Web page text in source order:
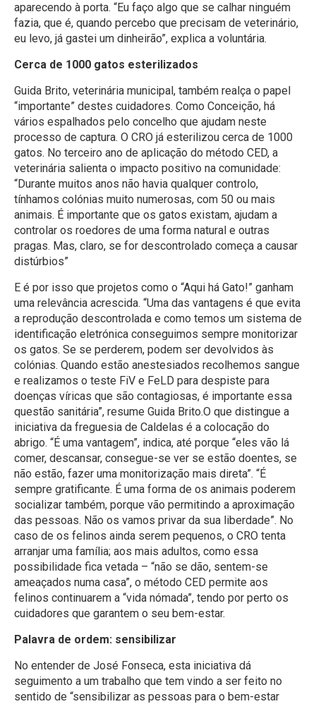
aparecendo à porta. “Eu faço algo que se calhar ninguém
fazia, que é, quando percebo que precisam de veterinário,
eu levo, já gastei um dinheirão”, explica a voluntária.
Cerca de 1000 gatos esterilizados
Guida Brito, veterinária municipal, também realça o papel
“importante” destes cuidadores. Como Conceição, há
vários espalhados pelo concelho que ajudam neste
processo de captura. O CRO já esterilizou cerca de 1000
gatos. No terceiro ano de aplicação do método CED, a
veterinária salienta o impacto positivo na comunidade:
“Durante muitos anos não havia qualquer controlo,
tínhamos colónias muito numerosas, com 50 ou mais
animais. É importante que os gatos existam, ajudam a
controlar os roedores de uma forma natural e outras
pragas. Mas, claro, se for descontrolado começa a causar
distúrbios”
E é por isso que projetos como o “Aqui há Gato!” ganham
uma relevância acrescida. “Uma das vantagens é que evita
a reprodução descontrolada e como temos um sistema de
identificação eletrónica conseguimos sempre monitorizar
os gatos. Se se perderem, podem ser devolvidos às
colónias. Quando estão anestesiados recolhemos sangue
e realizamos o teste FiV e FeLD para despiste para
doenças víricas que são contagiosas, é importante essa
questão sanitária”, resume Guida Brito.O que distingue a
iniciativa da freguesia de Caldelas é a colocação do
abrigo. “É uma vantagem”, indica, até porque “eles vão lá
comer, descansar, consegue-se ver se estão doentes, se
não estão, fazer uma monitorização mais direta”. “É
sempre gratificante. É uma forma de os animais poderem
socializar também, porque vão permitindo a aproximação
das pessoas. Não os vamos privar da sua liberdade”. No
caso de os felinos ainda serem pequenos, o CRO tenta
arranjar uma família; aos mais adultos, como essa
possibilidade fica vetada – “não se dão, sentem-se
ameaçados numa casa”, o método CED permite aos
felinos continuarem a “vida nómada”, tendo por perto os
cuidadores que garantem o seu bem-estar.
Palavra de ordem: sensibilizar
No entender de José Fonseca, esta iniciativa dá
seguimento a um trabalho que tem vindo a ser feito no
sentido de “sensibilizar as pessoas para o bem-estar